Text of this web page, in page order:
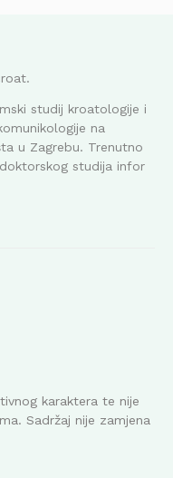
studij kroatologije i
na
u Zagrebu. Trenutno
studija infor
karaktera te nije
Sadržaj nije zamjena